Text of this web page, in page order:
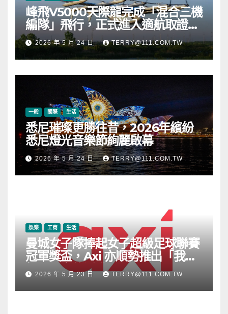
峰飛V5000天際龍完成「混合三機
編隊」飛行，正式進入適航取證階
段2026 年 5 月 24 日 TERRY@111.COM.TW
一般 國際 生活
悉尼璀璨更勝往昔，2026年繽紛
悉尼燈光音樂節絢麗啟幕
2026 年 5 月 24 日 TERRY@111.COM.TW
娛樂 工商 生活
曼城女子隊捧起女子超級足球聯賽
冠軍獎盃，Axi 亦順勢推出「我的
根源」宣傳活動
2026 年 5 月 23 日 TERRY@111.COM.TW